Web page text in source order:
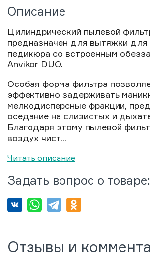
Описание
Цилиндрический пылевой
предназначен для вытяжки для
педикюра со встроенным
Anvikor DUO.
Особая форма фильтра
эффективно задерживать
мелкодисперсные фракции,
оседание на слизистых и
Благодаря этому пылевой
воздух чист...
Читать описание
Задать вопрос о товаре:
Отзывы и